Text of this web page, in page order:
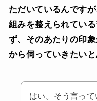
ただいているんです
組みを整えられてい
ず、そのあたりの印
から伺っていきたいと
はい。そう言っ